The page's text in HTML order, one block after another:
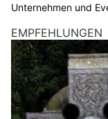
Unternehmen und
EMPFEHLUNGEN